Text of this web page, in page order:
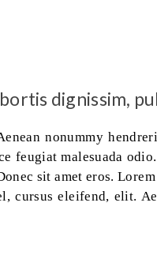
dignissim,
nonummy
feugiat malesuada
sit amet eros.
cursus eleifend, elit.